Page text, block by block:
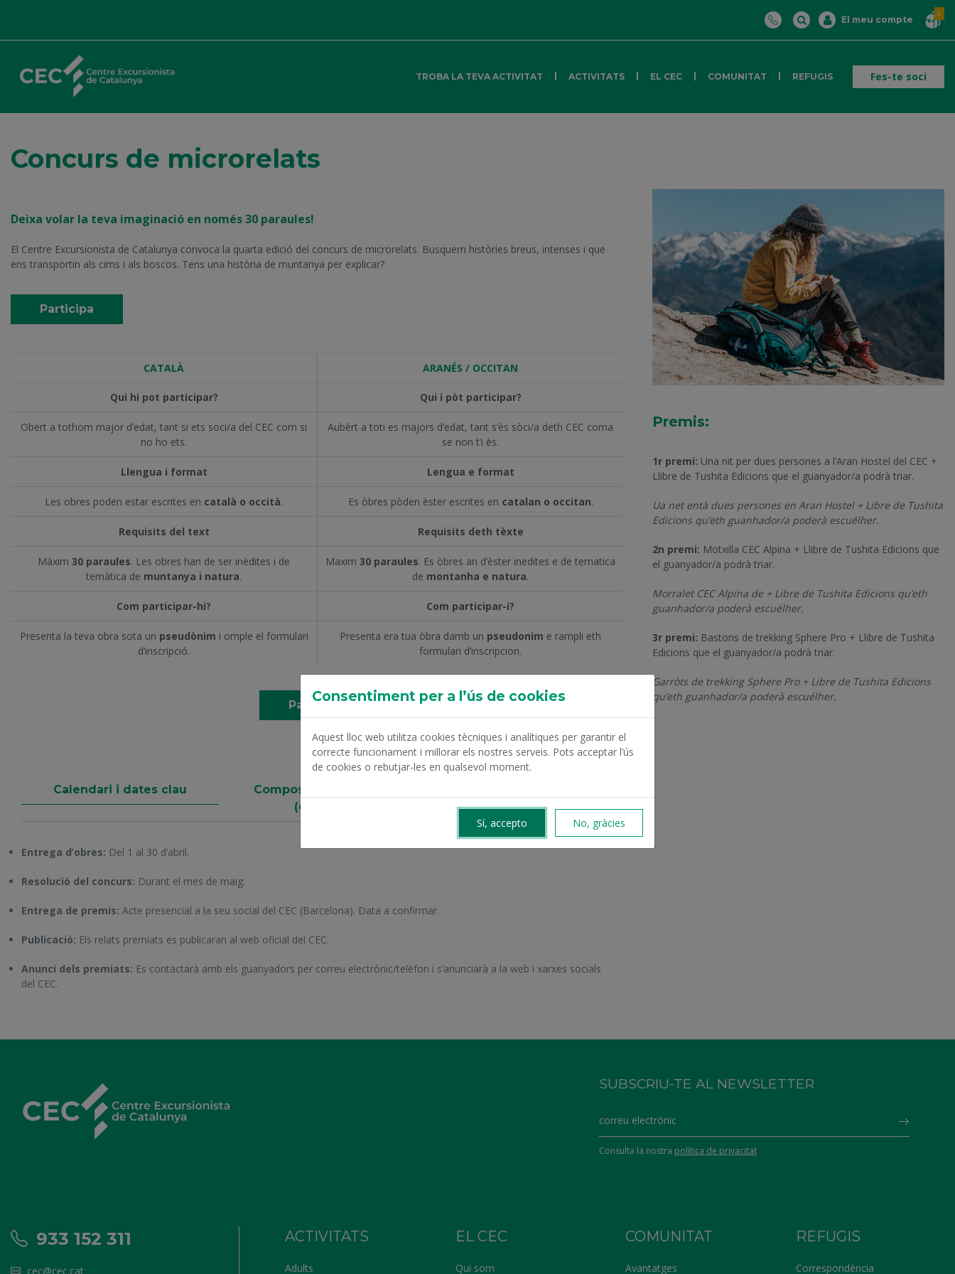
El meu compte
0
TROBA LA TEVA ACTIVITAT ACTIVITATS EL CEC COMUNITAT REFUGIS Fes-te soci
Concurs de microrelats
Deixa volar la teva imaginació en només 30 paraules!
El Centre Excursionista de Catalunya convoca la quarta edició del concurs de microrelats. Busquem històries breus, intenses i que
ens transportin als cims i als boscos. Tens una història de muntanya per explicar?
Participa
CATALÀ ARANÉS / OCCITAN
Qui hi pot participar? Qui i pòt participar?
Obert a tothom major d’edat, tant si ets soci/a del CEC com si
no ho ets.
Aubèrt a toti es majors d’edat, tant s’ès sòci/a deth CEC coma
se non t’i ès.
Llengua i format Lengua e format
Les obres poden estar escrites en català o occità. Es òbres pòden èster escrites en catalan o occitan.
Requisits del text Requisits deth tèxte
Màxim 30 paraules. Les obres han de ser inèdites i de
temàtica de muntanya i natura.
Maxim 30 paraules. Es òbres an d’èster inedites e de tematica
de montanha e natura.
Com participar-hi? Com participar-i?
Presenta la teva obra sota un pseudònim i omple el formulari
d’inscripció.
Presenta era tua òbra damb un pseudonim e rampli eth
formulari d’inscripcion.
Participa!
Premis:
1r premi: Una nit per dues persones a l’Aran Hostel del CEC +
Llibre de Tushita Edicions que el guanyador/a podrà triar.
Ua net entà dues persones en Aran Hostel + Libre de Tushita
Edicions qu’eth guanhador/a poderà escuélher.
2n premi: Motxilla CEC Alpina + Llibre de Tushita Edicions que
el guanyador/a podrà triar.
Morralet CEC Alpina de + Libre de Tushita Edicions qu’eth
guanhador/a poderà escuélher.
3r premi: Bastons de trekking Sphere Pro + Llibre de Tushita
Edicions que el guanyador/a podrà triar.
Garròts de trekking Sphere Pro + Libre de Tushita Edicions
qu’eth guanhador/a poderà escuélher.
Calendari i dates clau
Composició del jurat
(català)
(occità)
Entrega d’obres: Del 1 al 30 d’abril.
Resolució del concurs: Durant el mes de maig.
Entrega de premis: Acte presencial a la seu social del CEC (Barcelona). Data a confirmar.
Publicació: Els relats premiats es publicaran al web oficial del CEC.
Anunci dels premiats: Es contactarà amb els guanyadors per correu electrònic/telèfon i s’anunciarà a la web i xarxes socials
del CEC.
SUBSCRIU-TE AL NEWSLETTER
Subscribe
Consulta la nostra política de privacitat
933 152 311
cec@cec.cat
ACTIVITATS
Adults
EL CEC
Qui som
COMUNITAT
Avantatges
REFUGIS
Correspondència
Consentiment per a l’ús de cookies
Aquest lloc web utilitza cookies tècniques i analítiques per garantir el
correcte funcionament i millorar els nostres serveis. Pots acceptar l’ús
de cookies o rebutjar-les en qualsevol moment.
Sí, accepto No, gràcies